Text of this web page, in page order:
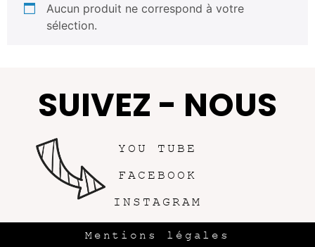
Aucun produit ne correspond à votre
sélection.
SUIVEZ - NOUS
YOU TUBE
FACEBOOK
INSTAGRAM
Mentions légales